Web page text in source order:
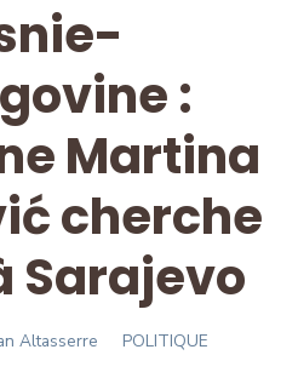
:
Martina
cherche
Sarajevo
Altasserre POLITIQUE